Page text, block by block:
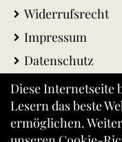
Widerrufsrecht
Impressum
Datenschutz
AGB
Warenkorb
Diese Internetseite
Lesern das beste
ermöglichen.